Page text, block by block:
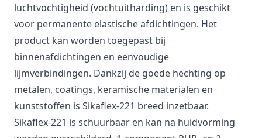
luchtvochtigheid (vochtuitharding) en is geschikt
voor permanente elastische afdichtingen. Het
product kan worden toegepast bij
binnenafdichtingen en eenvoudige
lijmverbindingen. Dankzij de goede hechting op
metalen, coatings, keramische materialen en
kunststoffen is Sikaflex-221 breed inzetbaar.
Sikaflex-221 is schuurbaar en kan na huidvorming